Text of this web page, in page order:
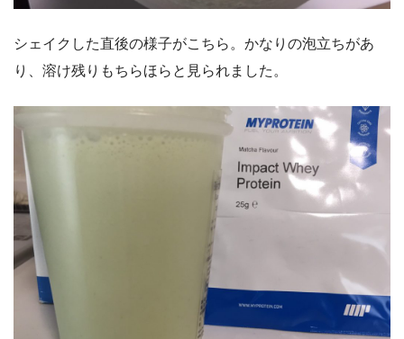
シェイクした直後の様子がこちら。かなりの泡立ちがあ
り、溶け残りもちらほらと見られました。